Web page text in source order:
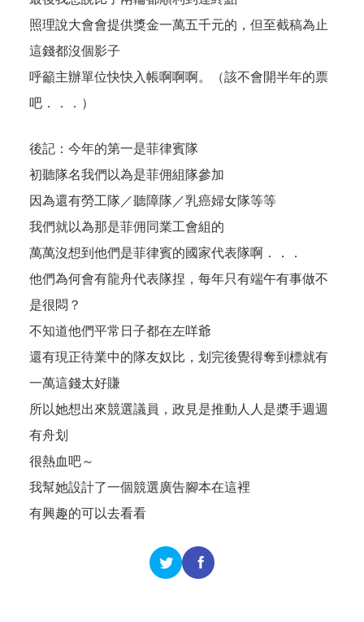
照理說大會會提供獎金一萬五千元的，但至截稿為止
這錢都沒個影子
呼籲主辦單位快快入帳啊啊啊。（該不會開半年的票
吧．．．）
後記：今年的第一是菲律賓隊
初聽隊名我們以為是菲佣組隊參加
因為還有勞工隊／聽障隊／乳癌婦女隊等等
我們就以為那是菲佣同業工會組的
萬萬沒想到他們是菲律賓的國家代表隊啊．．．
他們為何會有龍舟代表隊捏，每年只有端午有事做不
是很悶？
不知道他們平常日子都在左咩爺
還有現正待業中的隊友奴比，划完後覺得奪到標就有
一萬這錢太好賺
所以她想出來競選議員，政見是推動人人是槳手週週
有舟划
很熱血吧～
我幫她設計了一個競選廣告腳本在這裡
有興趣的可以去看看